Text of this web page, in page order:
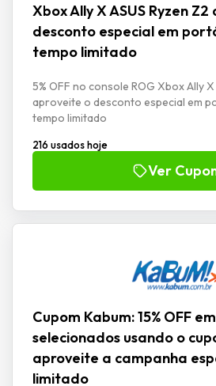
Xbox Ally X ASUS Ryzen
desconto especial em
tempo limitado
5% OFF no console ROG Xbox Ally X
aproveite o desconto especial em
tempo limitado
216 usados hoje
Ver
Cupom Kabum: 15% OFF
selecionados usando o
aproveite a campanha
limitado